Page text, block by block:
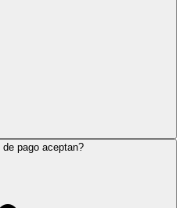
pago aceptan?